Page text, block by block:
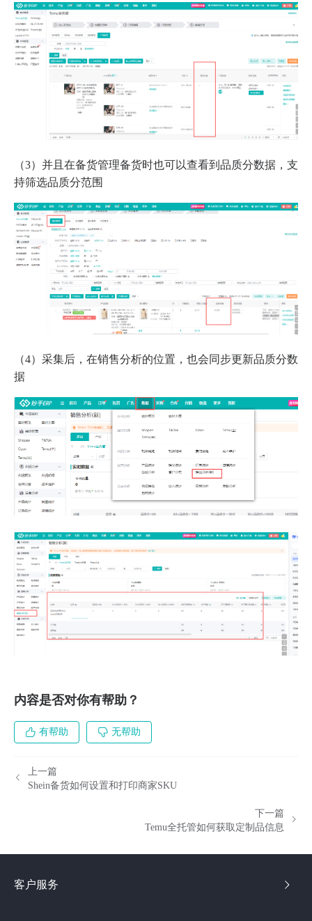
（3）并且在备货管理备货时也可以查看到品质分数据，支
持筛选品质分范围
（4）采集后，在销售分析的位置，也会同步更新品质分数
据
内容是否对你有帮助？
有帮助 无帮助
上一篇
Shein备货如何设置和打印商家SKU
下一篇
Temu全托管如何获取定制品信息
客户服务